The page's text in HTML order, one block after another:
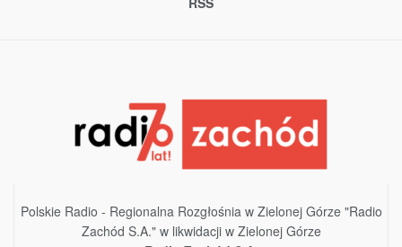
Polskie Radio - Regionalna Rozgłośnia w Zielonej Górze "Radio
Zachód S.A." w likwidacji w Zielonej Górze